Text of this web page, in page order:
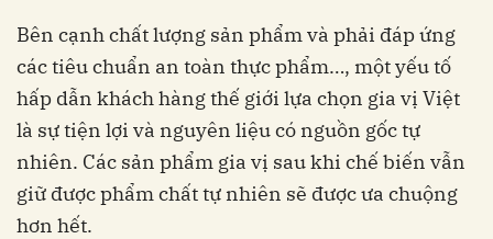
Bên cạnh chất lượng sản phẩm và phải đáp ứng
các tiêu chuẩn an toàn thực phẩm…, một yếu tố
hấp dẫn khách hàng thế giới lựa chọn gia vị Việt
là sự tiện lợi và nguyên liệu có nguồn gốc tự
nhiên. Các sản phẩm gia vị sau khi chế biến vẫn
giữ được phẩm chất tự nhiên sẽ được ưa chuộng
hơn hết.